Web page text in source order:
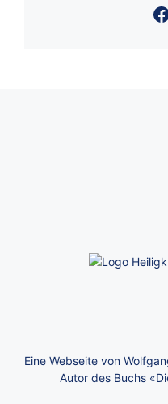
Eine Webseite von
Autor des Buchs